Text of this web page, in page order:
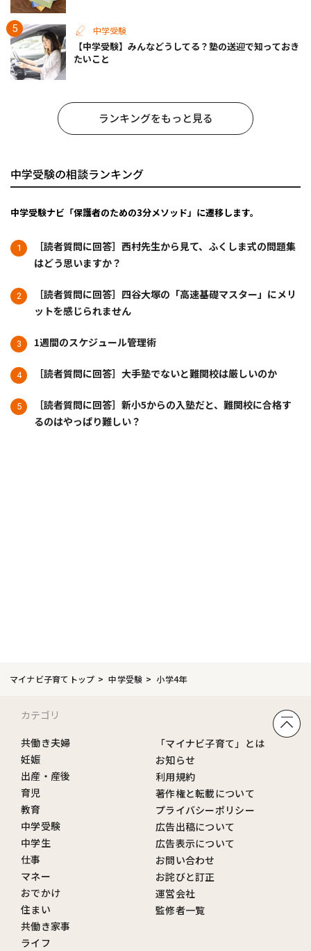
中学受験
【中学受験】みんなどうしてる？塾の送迎で知っておき
たいこと
ランキングをもっと見る
中学受験の相談ランキング
中学受験ナビ「保護者のための3分メソッド」に遷移します。
［読者質問に回答］西村先生から見て、ふくしま式の問題集
はどう思いますか？
［読者質問に回答］四谷大塚の「高速基礎マスター」にメリ
ットを感じられません
1週間のスケジュール管理術
［読者質問に回答］大手塾でないと難関校は厳しいのか
［読者質問に回答］新小5からの入塾だと、難関校に合格す
るのはやっぱり難しい？
マイナビ子育てトップ 中学受験 小学4年
カテゴリ
共働き夫婦
妊娠
出産・産後
育児
教育
中学受験
中学生
仕事
マネー
おでかけ
住まい
共働き家事
ライフ
「マイナビ子育て」とは
お知らせ
利用規約
著作権と転載について
プライバシーポリシー
広告出稿について
広告表示について
お問い合わせ
お詫びと訂正
運営会社
監修者一覧